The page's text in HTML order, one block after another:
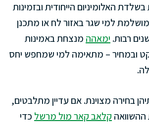
האלומיניום הייחודית ובזמינות
למי שגר באזור לח או מתכנן
רבות. ימאהה מנצחת באמינות
ובמחיר – מתאימה למי שמחפש יחס
בחירה מצוינת. אם עדיין מתלבטים,
ההשוואה קלאב קאר מול מרשל כדי